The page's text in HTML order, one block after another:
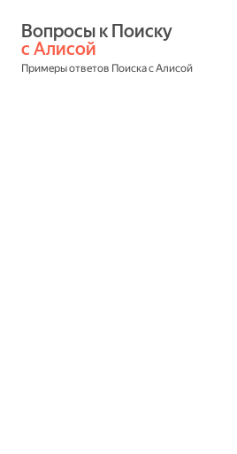
с Алисой
Примеры ответов Поиска с Алисой